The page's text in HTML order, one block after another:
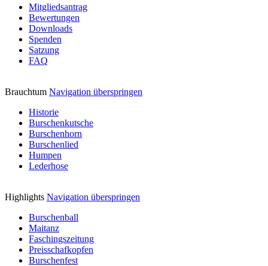
Mitgliedsantrag
Bewertungen
Downloads
Spenden
Satzung
FAQ
Brauchtum Navigation überspringen
Historie
Burschenkutsche
Burschenhorn
Burschenlied
Humpen
Lederhose
Highlights Navigation überspringen
Burschenball
Maitanz
Faschingszeitung
Preisschafkopfen
Burschenfest